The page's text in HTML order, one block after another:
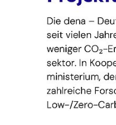
Die dena blickt auf
wurden 51
Carbon-Gebäuden
abgeschlossen.